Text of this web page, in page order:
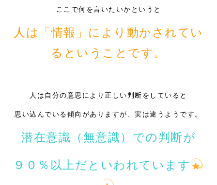
ここで何を言いたいかというと
人は「情報」により動かされてい
るということです。
人は自分の意思により正しい判断をしていると
思い込んでいる傾向がありますが、実は違うようです。
潜在意識（無意識）での判断が
９０％以上だといわれています